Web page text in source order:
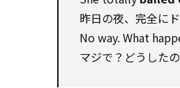
昨日の夜、完全に
No way. What
マジで？どうした